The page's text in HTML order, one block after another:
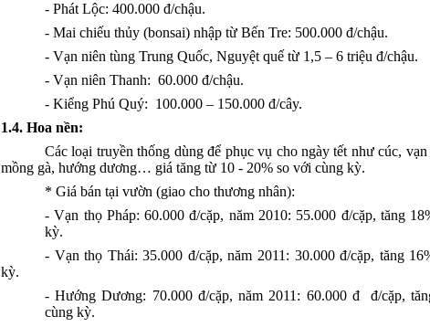
- Phát Lộc: 400.000 đ/chậu.
- Mai chiếu thủy (bonsai) nhập từ Bến Tre: 500.000 đ/chậu.
- Vạn niên tùng Trung Quốc, Nguyệt quế từ 1,5 – 6 triệu đ/chậu.
- Vạn niên Thanh: 60.000 đ/chậu.
- Kiểng Phú Quý: 100.000 – 150.000 đ/cây.
1.4. Hoa nền:
Các loại truyền thống dùng để phục vụ cho ngày tết như cúc,
mồng gà, hướng dương… giá tăng từ 10 - 20% so với cùng kỳ.
* Giá bán tại vườn (giao cho thương nhân):
- Vạn thọ Pháp: 60.000 đ/cặp, năm 2010: 55.000 đ/cặp, tăng
kỳ.
- Vạn thọ Thái: 35.000 đ/cặp, năm 2011: 30.000 đ/cặp, tăng
kỳ.
- Hướng Dương: 70.000 đ/cặp, năm 2011: 60.000 đ đ/cặp,
cùng kỳ.